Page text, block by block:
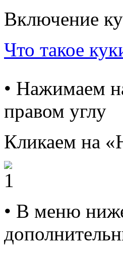
Включение
Что такое
• Нажимаем
правом углу
Кликаем на
• В меню